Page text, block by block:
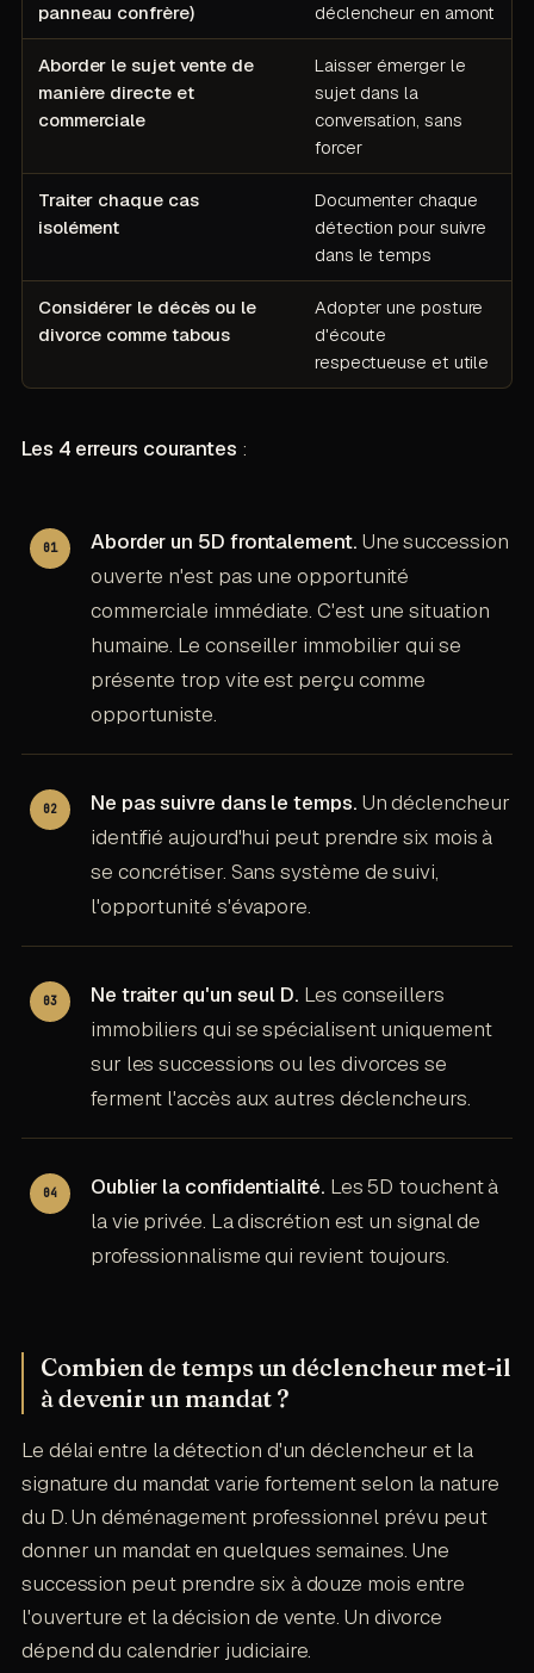
panneau confrère)
déclencheur en amont
Aborder le sujet vente de
manière directe et
commerciale
Laisser émerger le
sujet dans la
conversation, sans
forcer
Traiter chaque cas
isolément
Documenter chaque
détection pour suivre
dans le temps
Considérer le décès ou le
divorce comme tabous
Adopter une posture
d'écoute
respectueuse et utile
Les 4 erreurs courantes :
Aborder un 5D frontalement. Une succession
ouverte n'est pas une opportunité
commerciale immédiate. C'est une situation
humaine. Le conseiller immobilier qui se
présente trop vite est perçu comme
opportuniste.
Ne pas suivre dans le temps. Un déclencheur
identifié aujourd'hui peut prendre six mois à
se concrétiser. Sans système de suivi,
l'opportunité s'évapore.
Ne traiter qu'un seul D. Les conseillers
immobiliers qui se spécialisent uniquement
sur les successions ou les divorces se
ferment l'accès aux autres déclencheurs.
Oublier la confidentialité. Les 5D touchent à
la vie privée. La discrétion est un signal de
professionnalisme qui revient toujours.
Combien de temps un déclencheur met-il
à devenir un mandat ?
Le délai entre la détection d'un déclencheur et la
signature du mandat varie fortement selon la nature
du D. Un déménagement professionnel prévu peut
donner un mandat en quelques semaines. Une
succession peut prendre six à douze mois entre
l'ouverture et la décision de vente. Un divorce
dépend du calendrier judiciaire.